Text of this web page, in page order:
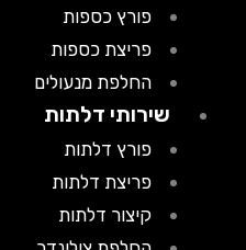
פורץ כספות
פריצת כספות
החלפת מנעולים
שירותי דלתות
פורץ דלתות
פריצת דלתות
קיצור דלתות